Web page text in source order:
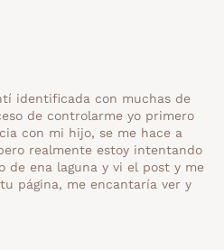
identificada con muchas de
de controlarme yo primero
con mi hijo, se me hace a
realmente estoy intentando
de ena laguna y vi el post y me
página, me encantaría ver y